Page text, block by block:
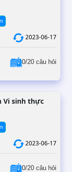
2023-06-17
0/20 câu hỏi
Vi sinh thực
2023-06-17
0/20 câu hỏi